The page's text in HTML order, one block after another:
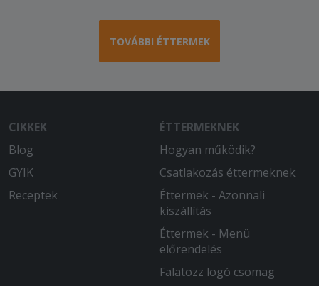
TOVÁBBI ÉTTERMEK
CIKKEK
Blog
GYIK
Receptek
ÉTTERMEKNEK
Hogyan működik?
Csatlakozás éttermeknek
Éttermek - Azonnali
kiszállítás
Éttermek - Menü
előrendelés
Falatozz logó csomag